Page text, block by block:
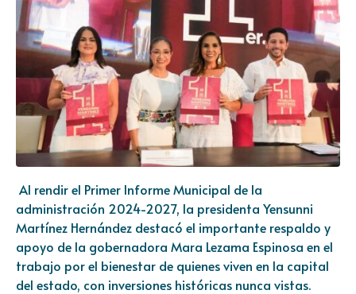
Al rendir el Primer Informe Municipal de la
administración 2024-2027, la presidenta Yensunni
Martínez Hernández destacó el importante respaldo y
apoyo de la gobernadora Mara Lezama Espinosa en el
trabajo por el bienestar de quienes viven en la capital
del estado, con inversiones históricas nunca vistas.